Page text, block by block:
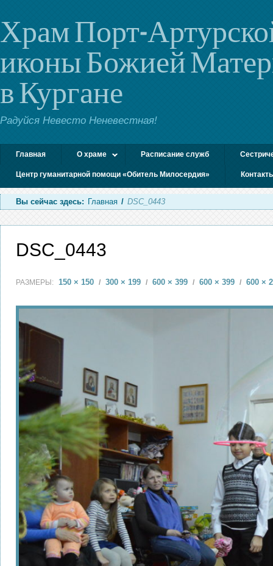
Храм Порт-
иконы Божией
в Кургане
Радуйся Невесто Неневестная!
Главная О храме Расписание служб
Центр гуманитарной помощи «Обитель Милосердия»
Вы сейчас здесь: Главная / DSC_0443
DSC_0443
РАЗМЕРЫ: 150 × 150 / 300 × 199 / 600 × 399 / 600 × 399 / 600 ×